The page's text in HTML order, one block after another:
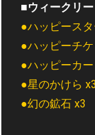
■ウィークリ
●ハッピース
●ハッピーチ
●ハッピーカ
●星のかけら x3
●幻の鉱石 x3